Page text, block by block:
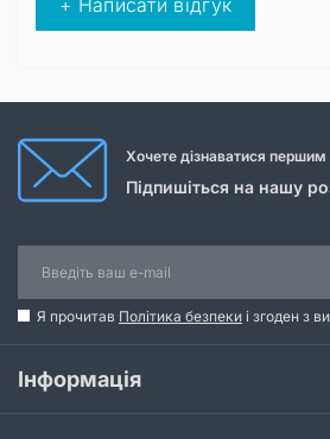
+ Написати відгук
Хочете дізнаватися першим
Підпишіться на нашу
Я прочитав Політика безпеки і згоден з
Інформація